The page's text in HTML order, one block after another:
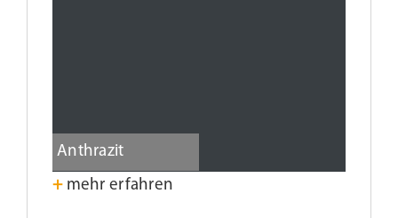
Anthrazit
+mehr erfahren